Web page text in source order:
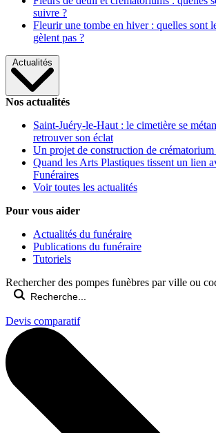
suivre ?
Fleurir une tombe en hiver : quelles sont
gèlent pas ?
Actualités
Nos actualités
Saint-Juéry-le-Haut : le cimetière se
retrouver son éclat
Un projet de construction de
Quand les Arts Plastiques tissent un lien
Funéraires
Voir toutes les actualités
Pour vous aider
Actualités du funéraire
Publications du funéraire
Tutoriels
Rechercher des pompes funèbres par ville ou
Devis comparatif